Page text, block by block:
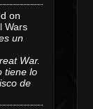
on
Wars
un
War.
tiene lo
de